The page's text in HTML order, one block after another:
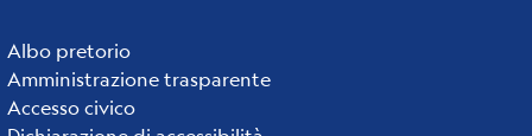
Institute
links
Albo pretorio
Amministrazione trasparente
Accesso civico